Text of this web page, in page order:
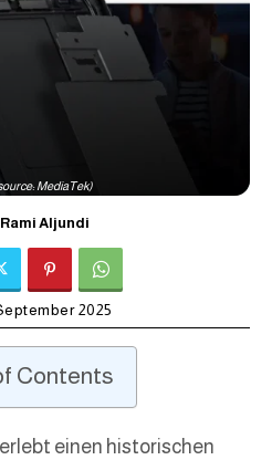
MediaTek)
Rami Aljundi
2025
Contents
einen historischen